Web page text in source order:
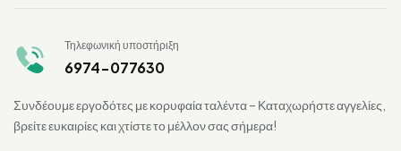
Τηλεφωνική υποστήριξη
6974-077630
Συνδέουμε εργοδότες με κορυφαία ταλέντα – Καταχωρήστε αγγελίες,
βρείτε ευκαιρίες και χτίστε το μέλλον σας σήμερα!